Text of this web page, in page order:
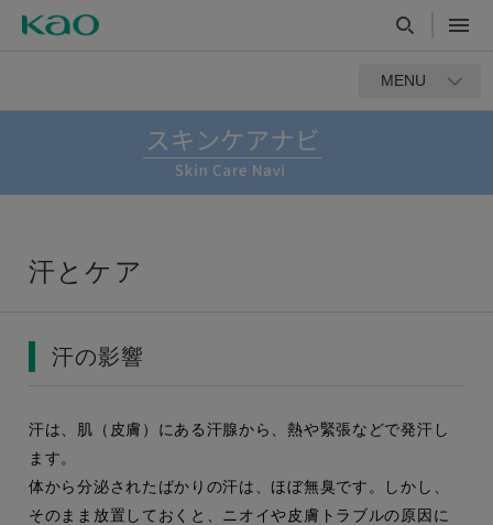
MENU
汗とケア
汗の影響
汗は、肌（皮膚）にある汗腺から、熱や緊張などで発汗し
ます。
体から分泌されたばかりの汗は、ほぼ無臭です。しかし、
そのまま放置しておくと、ニオイや皮膚トラブルの原因に